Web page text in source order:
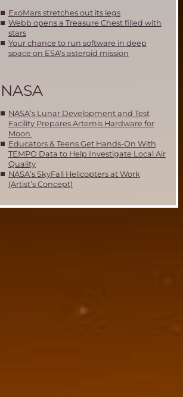
ExoMars stretches out its legs
Webb opens a Treasure Chest filled with
stars
Your chance to run software in deep
space on ESA's asteroid mission
NASA
NASA’s Lunar Development and Test
Facility Prepares Artemis Hardware for
Moon
Educators & Teens Get Hands-On With
TEMPO Data to Help Investigate Local Air
Quality
NASA’s SkyFall Helicopters at Work
(Artist’s Concept)